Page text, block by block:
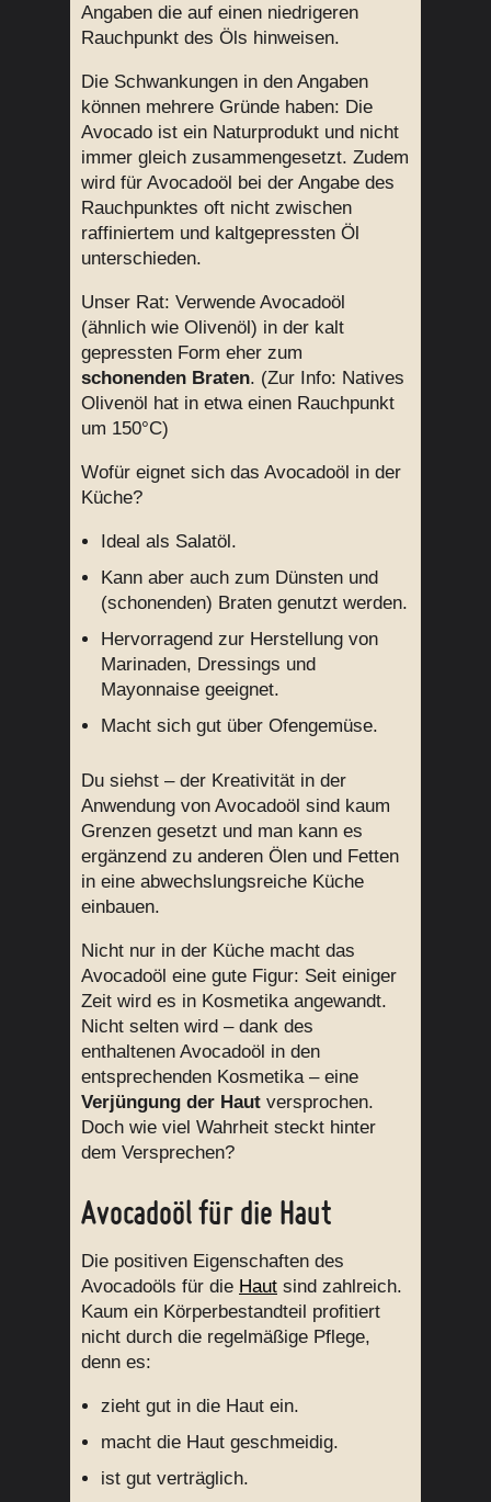
Angaben die auf einen niedrigeren
Rauchpunkt des Öls hinweisen.
Die Schwankungen in den Angaben
können mehrere Gründe haben: Die
Avocado ist ein Naturprodukt und nicht
immer gleich zusammengesetzt. Zudem
wird für Avocadoöl bei der Angabe des
Rauchpunktes oft nicht zwischen
raffiniertem und kaltgepressten Öl
unterschieden.
Unser Rat: Verwende Avocadoöl
(ähnlich wie Olivenöl) in der kalt
gepressten Form eher zum
schonenden Braten. (Zur Info: Natives
Olivenöl hat in etwa einen Rauchpunkt
um 150°C)
Wofür eignet sich das Avocadoöl in der
Küche?
Ideal als Salatöl.
Kann aber auch zum Dünsten und
(schonenden) Braten genutzt werden.
Hervorragend zur Herstellung von
Marinaden, Dressings und
Mayonnaise geeignet.
Macht sich gut über Ofengemüse.
Du siehst – der Kreativität in der
Anwendung von Avocadoöl sind kaum
Grenzen gesetzt und man kann es
ergänzend zu anderen Ölen und Fetten
in eine abwechslungsreiche Küche
einbauen.
Nicht nur in der Küche macht das
Avocadoöl eine gute Figur: Seit einiger
Zeit wird es in Kosmetika angewandt.
Nicht selten wird – dank des
enthaltenen Avocadoöl in den
entsprechenden Kosmetika – eine
Verjüngung der Haut versprochen.
Doch wie viel Wahrheit steckt hinter
dem Versprechen?
Avocadoöl für die Haut
Die positiven Eigenschaften des
Avocadoöls für die Haut sind zahlreich.
Kaum ein Körperbestandteil profitiert
nicht durch die regelmäßige Pflege,
denn es:
zieht gut in die Haut ein.
macht die Haut geschmeidig.
ist gut verträglich.